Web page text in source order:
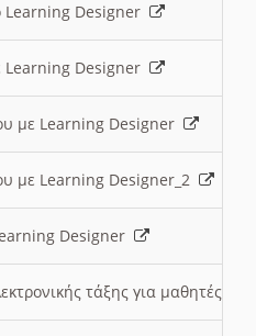
Learning Designer
Learning Designer
με Learning Designer
με Learning Designer_2
Designer
τάξης για μαθητές